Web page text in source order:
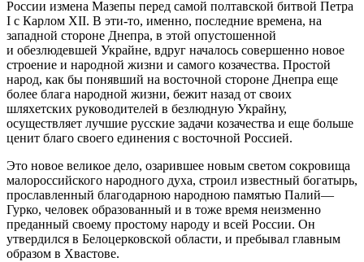
России измена Мазепы перед самой полтавской битвой Петра
I с Карлом XII. В эти-то, именно, последние времена, на
западной стороне Днепра, в этой опустошенной
и обезлюдевшей Украйне, вдруг началось совершенно новое
строение и народной жизни и самого козачества. Простой
народ, как бы понявший на восточной стороне Днепра еще
более блага народной жизни, бежит назад от своих
шляхетских руководителей в безлюдную Украйну,
осуществляет лучшие русские задачи козачества и еще больше
ценит благо своего единения с восточной Россией.
Это новое великое дело, озарившее новым светом сокровища
малороссийского народного духа, строил известный богатырь,
прославленный благодарною народною памятью Палий—
Гурко, человек образованный и в тоже время неизменно
преданный своему простому народу и всей России. Он
утвердился в Белоцерковской области, и пребывал главным
образом в Хвастове.